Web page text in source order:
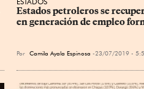
Estados petroleros se
en generación de empleo
Por Camila Ayala Espinosa 23/07/2019 -